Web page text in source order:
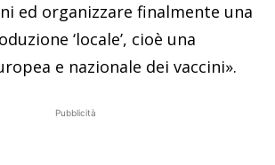
ed organizzare finalmente una
‘locale’, cioè una
e nazionale dei vaccini».
Pubblicità